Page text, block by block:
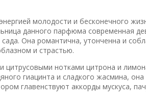
молодости и бесконечного
данного парфюма современная
Она романтична, утонченна и
и страстью.
нотками цитрона и
гиацинта и сладкого жасмина,
главенствуют аккорды мускуса,